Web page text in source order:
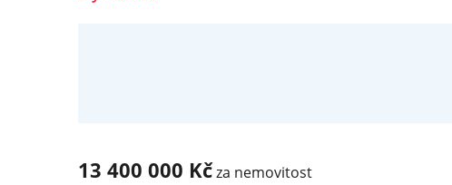
13 400 000 Kčza nemovitost